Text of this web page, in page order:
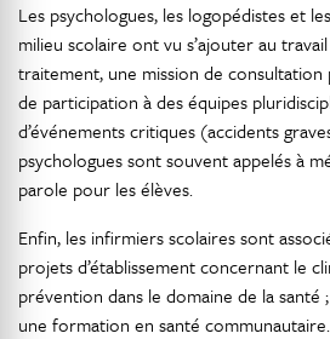
Les psychologues, les logopédistes et
milieu scolaire ont vu s’ajouter au
traitement, une mission de consultation
de participation à des équipes
d’événements critiques (accidents
psychologues sont souvent appelés à
parole pour les élèves.
Enfin, les infirmiers scolaires sont
projets d’établissement concernant le
prévention dans le domaine de la
une formation en santé